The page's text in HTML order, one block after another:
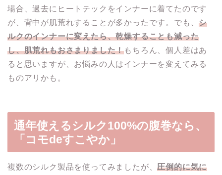
場合、過去にヒートテックをインナーに着てたのです
が、背中が肌荒れすることが多かったです。でも、シ
ルクのインナーに変えたら、乾燥することも減った
し、肌荒れもおさまりました！もちろん、個人差はあ
ると思いますが、お悩みの人はインナーを変えてみる
ものアリかも。
通年使えるシルク100%の腹巻なら、
「コモdeすこやか」
複数のシルク製品を使ってみましたが、圧倒的に気に